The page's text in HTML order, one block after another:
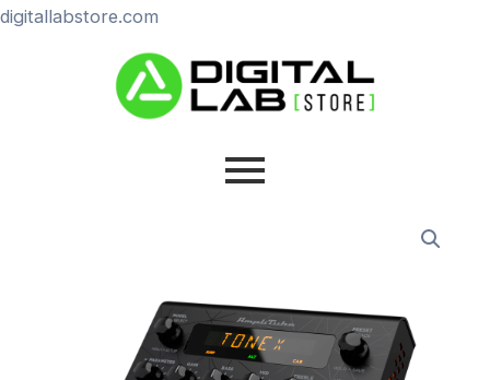
digitallabstore.com
al
contenido